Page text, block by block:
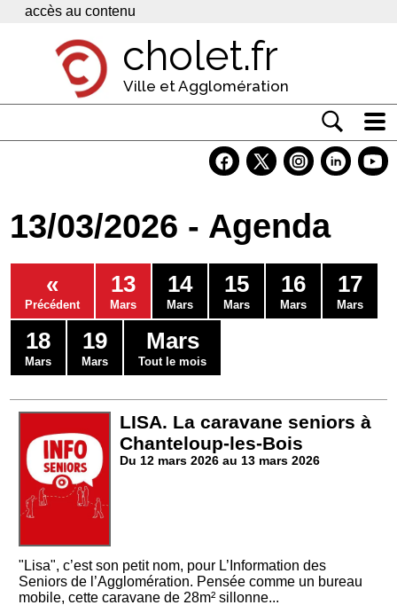
Panneau de gestion des cookies
accès au contenu
cholet.fr
Ville et Agglomération
Economie
Services
Contacts
13/03/2026 - Agenda
«
Précédent
13
Mars
14
Mars
15
Mars
16
Mars
17
Mars
18
Mars
19
Mars
Mars
Tout le mois
LISA. La caravane seniors à
Chanteloup-les-Bois
Du 12 mars 2026 au 13 mars 2026
"Lisa", c’est son petit nom, pour L’Information des
Seniors de l’Agglomération. Pensée comme un bureau
mobile, cette caravane de 28m² sillonne...